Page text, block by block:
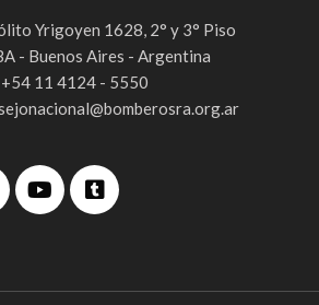
Yrigoyen 1628, 2° y 3° Piso
- Buenos Aires - Argentina
+54 11 4124 - 5550